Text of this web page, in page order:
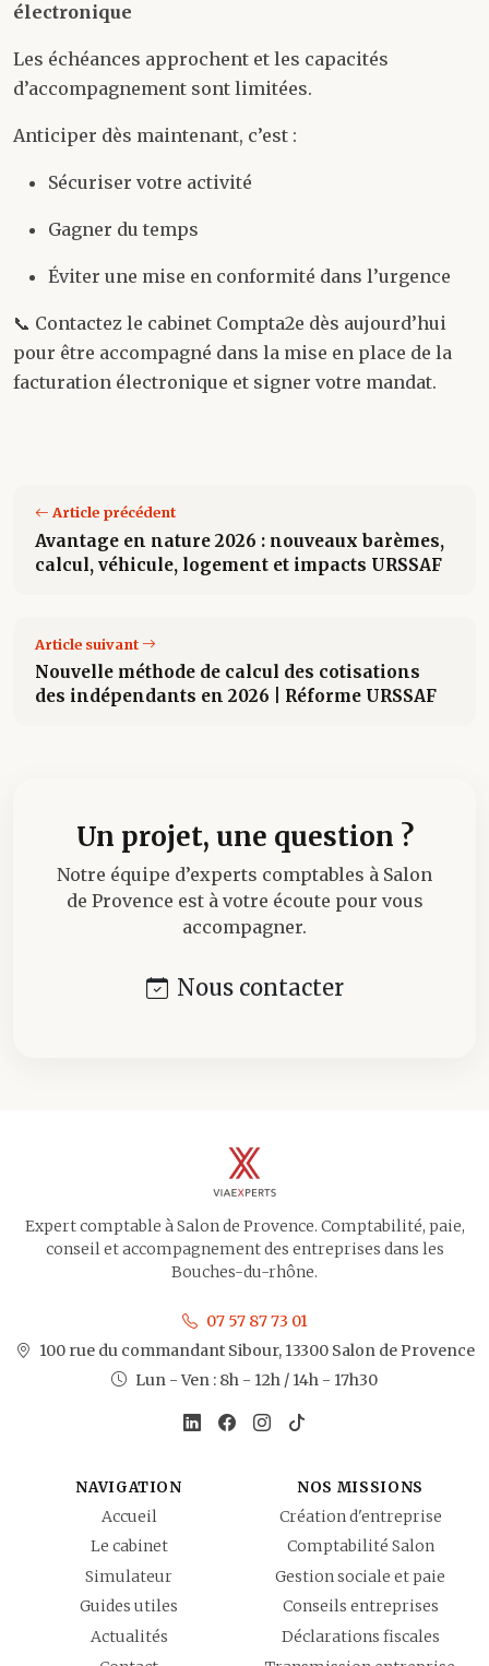
électronique
Les échéances approchent et les capacités
d’accompagnement sont limitées.
Anticiper dès maintenant, c’est :
Sécuriser votre activité
Gagner du temps
Éviter une mise en conformité dans l’urgence
📞 Contactez le cabinet Compta2e dès aujourd’hui
pour être accompagné dans la mise en place de la
facturation électronique et signer votre mandat.
Article précédent
Avantage en nature 2026 : nouveaux barèmes,
calcul, véhicule, logement et impacts URSSAF
Article suivant
Nouvelle méthode de calcul des cotisations
des indépendants en 2026 | Réforme URSSAF
Un projet, une question ?
Notre équipe d’experts comptables à Salon
de Provence est à votre écoute pour vous
accompagner.
Nous contacter
Expert comptable à Salon de Provence. Comptabilité, paie,
conseil et accompagnement des entreprises dans les
Bouches-du-rhône.
07 57 87 73 01
100 rue du commandant Sibour, 13300 Salon de Provence
Lun - Ven : 8h - 12h / 14h - 17h30
NAVIGATION
Accueil
Le cabinet
Simulateur
Guides utiles
Actualités
NOS MISSIONS
Création d'entreprise
Comptabilité Salon
Gestion sociale et paie
Conseils entreprises
Déclarations fiscales